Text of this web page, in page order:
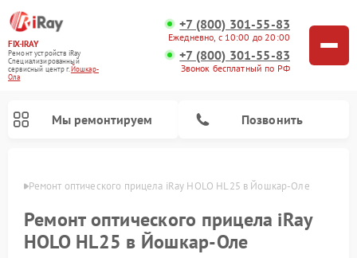
FIX-IRAY
Ремонт устройств iRay
Специализированный
cервисный центр г.Йошкар-
Ола
+7 (800) 301-55-83
Ежедневно, с 10:00 до 20:00
+7 (800) 301-55-83
Звонок бесплатный по РФ
Мы ремонтируем Позвонить
Ремонт оптического прицела iRay HOLO HL25 в Йошкар-Оле
Ремонт оптического прицела iRay
HOLO HL25 в Йошкар-Оле